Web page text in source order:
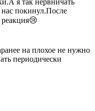
я так нервничать
покинул.После
на плохое не нужно
периодически